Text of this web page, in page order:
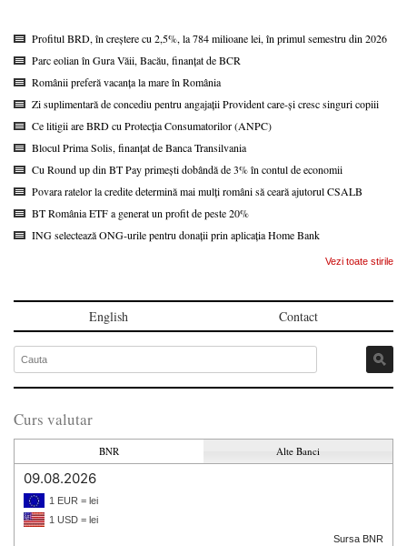
Profitul BRD, în creștere cu 2,5%, la 784 milioane lei, în primul semestru din 2026
Parc eolian în Gura Văii, Bacău, finanțat de BCR
Românii preferă vacanța la mare în România
Zi suplimentară de concediu pentru angajații Provident care-și cresc singuri copiii
Ce litigii are BRD cu Protecția Consumatorilor (ANPC)
Blocul Prima Solis, finanțat de Banca Transilvania
Cu Round up din BT Pay primești dobândă de 3% în contul de economii
Povara ratelor la credite determină mai mulți români să ceară ajutorul CSALB
BT România ETF a generat un profit de peste 20%
ING selectează ONG-urile pentru donații prin aplicația Home Bank
Vezi toate stirile
English Contact
Curs valutar
BNR Alte Banci
09.08.2026
1 EUR = lei
1 USD = lei
Sursa BNR